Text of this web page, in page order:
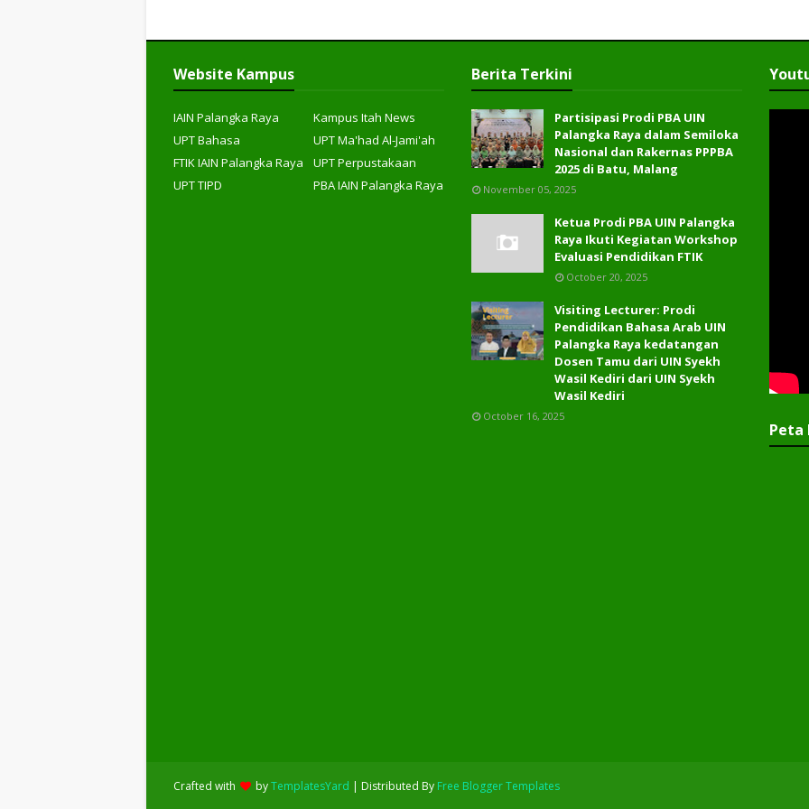
Website Kampus
IAIN Palangka Raya
Kampus Itah News
UPT Bahasa
UPT Ma'had Al-Jami'ah
FTIK IAIN Palangka Raya
UPT Perpustakaan
UPT TIPD
PBA IAIN Palangka Raya
Berita Terkini
Partisipasi Prodi PBA UIN
Palangka Raya dalam Semiloka
Nasional dan Rakernas PPPBA
2025 di Batu, Malang
November 05, 2025
Ketua Prodi PBA UIN Palangka
Raya Ikuti Kegiatan Workshop
Evaluasi Pendidikan FTIK
October 20, 2025
Visiting Lecturer: Prodi
Pendidikan Bahasa Arab UIN
Palangka Raya kedatangan
Dosen Tamu dari UIN Syekh
Wasil Kediri dari UIN Syekh
Wasil Kediri
October 16, 2025
Peta
Crafted with byTemplatesYard | Distributed By Free Blogger Templates